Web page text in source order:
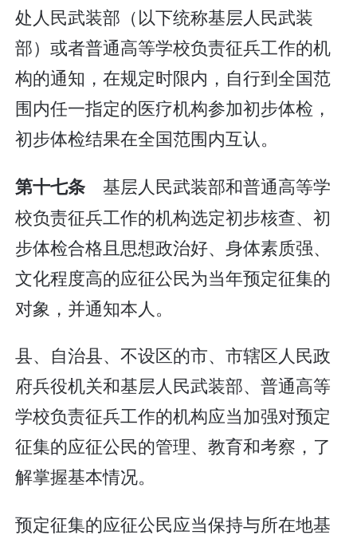
处人民武装部（以下统称基层人民武装
部）或者普通高等学校负责征兵工作的机
构的通知，在规定时限内，自行到全国范
围内任一指定的医疗机构参加初步体检，
初步体检结果在全国范围内互认。
第十七条 基层人民武装部和普通高等学
校负责征兵工作的机构选定初步核查、初
步体检合格且思想政治好、身体素质强、
文化程度高的应征公民为当年预定征集的
对象，并通知本人。
县、自治县、不设区的市、市辖区人民政
府兵役机关和基层人民武装部、普通高等
学校负责征兵工作的机构应当加强对预定
征集的应征公民的管理、教育和考察，了
解掌握基本情况。
预定征集的应征公民应当保持与所在地基